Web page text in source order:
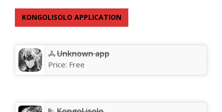
KONGOLISOLO APPLICATION
Unknown app
Price: Free